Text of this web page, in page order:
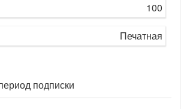
100
Печатная
подписки